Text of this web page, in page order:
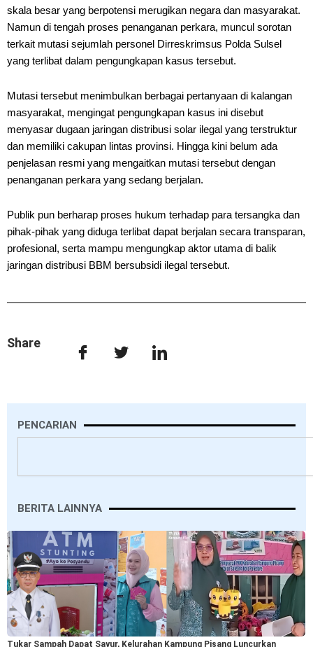
skala besar yang berpotensi merugikan negara dan masyarakat.
Namun di tengah proses penanganan perkara, muncul sorotan
terkait mutasi sejumlah personel Dirreskrimsus Polda Sulsel
yang terlibat dalam pengungkapan kasus tersebut.
Mutasi tersebut menimbulkan berbagai pertanyaan di kalangan
masyarakat, mengingat pengungkapan kasus ini disebut
menyasar dugaan jaringan distribusi solar ilegal yang terstruktur
dan memiliki cakupan lintas provinsi. Hingga kini belum ada
penjelasan resmi yang mengaitkan mutasi tersebut dengan
penanganan perkara yang sedang berjalan.
Publik pun berharap proses hukum terhadap para tersangka dan
pihak-pihak yang diduga terlibat dapat berjalan secara transparan,
profesional, serta mampu mengungkap aktor utama di balik
jaringan distribusi BBM bersubsidi ilegal tersebut.
Share
PENCARIAN
BERITA LAINNYA
Tukar Sampah Dapat Sayur, Kelurahan Kampung Pisang Luncurkan